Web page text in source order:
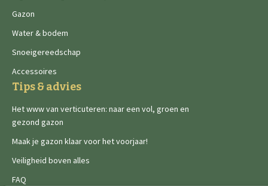
Gazon
Water & bodem
Snoeigereedschap
Accessoires
Tips & advies
Het www van verticuteren: naar een vol, groen en
gezond gazon
Maak je gazon klaar voor het voorjaar!
Veiligheid boven alles
FAQ